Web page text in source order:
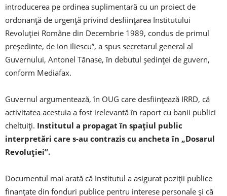
introducerea pe ordinea suplimentară cu un proiect de
ordonanță de urgență privind desființarea Institutului
Revoluției Române din Decembrie 1989, condus de primul
președinte, de Ion Iliescu”, a spus secretarul general al
Guvernului, Antonel Tănase, în debutul ședinței de guvern,
conform Mediafax.
Guvernul argumentează, în OUG care desființează IRRD, că
activitatea acestuia a fost irelevantă în raport cu banii publici
cheltuiți. Institutul a propagat în spațiul public
interpretări care s-au contrazis cu ancheta în „Dosarul
Revoluției”.
Documentul mai arată că Institutul a asigurat poziții publice
finanțate din fonduri publice pentru interese personale și că